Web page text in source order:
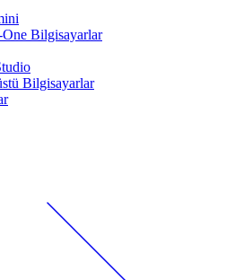
Bilgisayarlar
Bilgisayarlar